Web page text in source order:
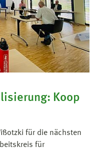
Koop
für die nächsten
für